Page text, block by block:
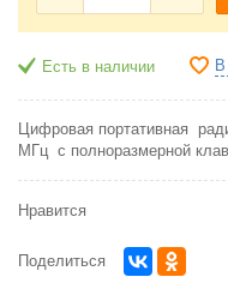
Есть в наличии
Цифровая портативная
МГц с полноразмерной
Нравится
Поделиться